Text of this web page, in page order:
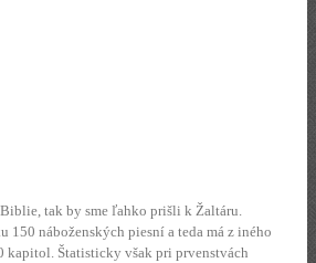
tak by sme ľahko prišli k Žaltáru.
150 náboženských piesní a teda má z iného
kapitol. Štatisticky však pri prvenstvách